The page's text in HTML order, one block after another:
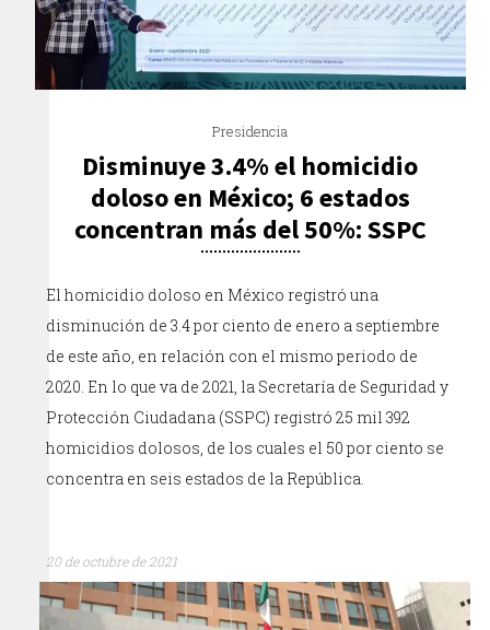
Presidencia
Disminuye 3.4% el homicidio
doloso en México; 6 estados
concentran más del 50%: SSPC
El homicidio doloso en México registró una
disminución de 3.4 por ciento de enero a septiembre
de este año, en relación con el mismo periodo de
2020. En lo que va de 2021, la Secretaría de Seguridad y
Protección Ciudadana (SSPC) registró 25 mil 392
homicidios dolosos, de los cuales el 50 por ciento se
concentra en seis estados de la República.
20 de octubre de 2021